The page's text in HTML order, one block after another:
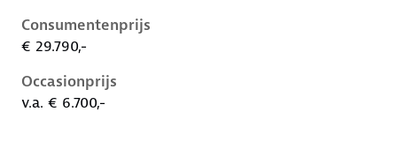
Consumentenprijs
€ 29.790,-
Occasionprijs
v.a. € 6.700,-